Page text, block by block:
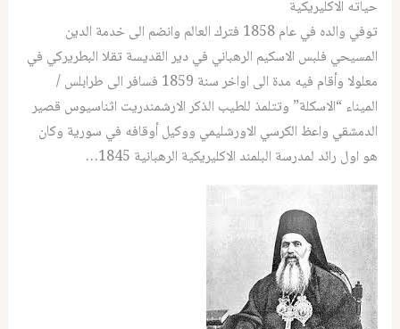
حياته الاكليريكية
توفي والده في عام 1858 فترك العالم وانضم الى خدمة الدين
المسيحي فلبس الاسكيم الرهباني في دير القديسة تقلا البطريركي في
معلولا وأقام فيه مدة الى اواخر سنة 1859 فسافر الى طرابلس /
الميناء “الاسكلة” وتتلمذ للطيب الذكر الارشمندريت اثناسيوس قصير
الدمشقي واعظ الكرسي الاورشليمي ووكيل أوقافه في سورية وكان
هو اول رائد لمدرسة البلمند الاكليريكية الرهبانية 1845…